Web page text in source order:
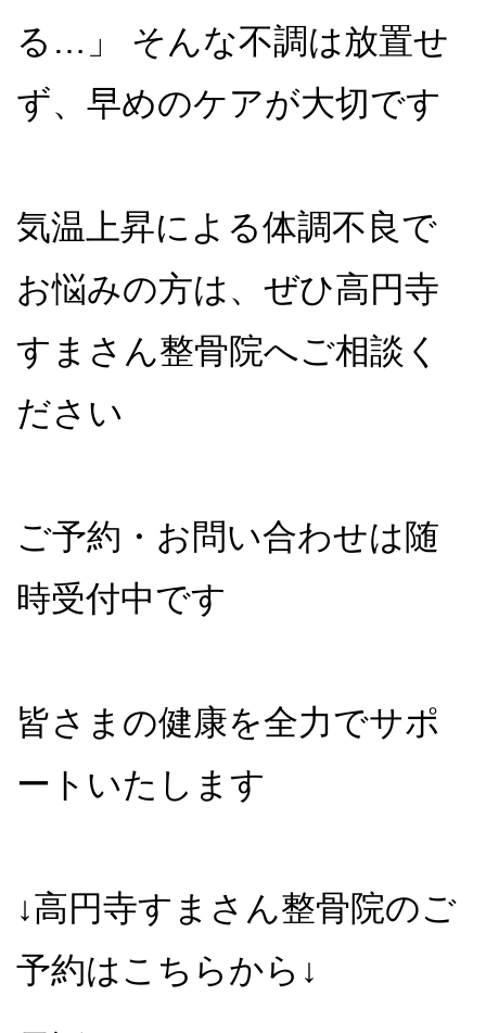
る…」 そんな不調は放置せ
ず、早めのケアが大切です
気温上昇による体調不良で
お悩みの方は、ぜひ高円寺
すまさん整骨院へご相談く
ださい
ご予約・お問い合わせは随
時受付中です
皆さまの健康を全力でサポ
ートいたします
↓高円寺すまさん整骨院のご
予約はこちらから↓